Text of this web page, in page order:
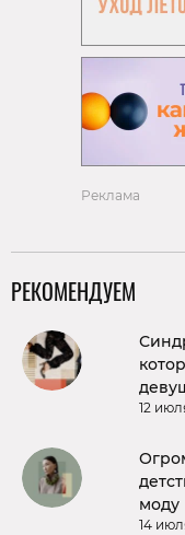
Реклама
РЕКОМЕНДУЕМ
12
моду
14